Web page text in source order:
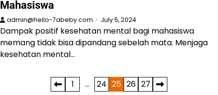
Mahasiswa
admin@hello-7abeby.com July 5, 2024
Dampak positif kesehatan mental bagi mahasiswa
memang tidak bisa dipandang sebelah mata. Menjaga
kesehatan mental…
1 … 24 25 26 27